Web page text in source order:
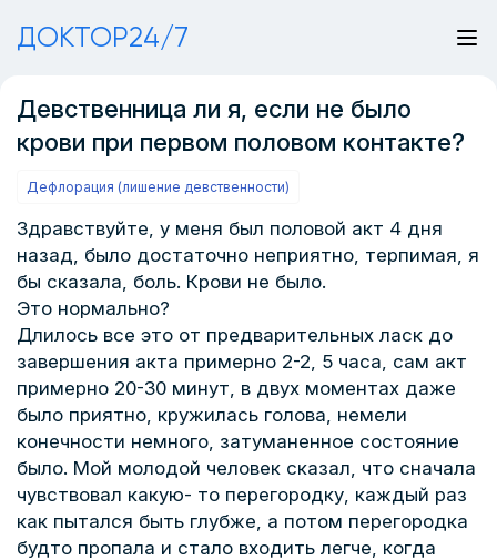
ДОКТОР24/7
Девственница ли я, если не было
крови при первом половом контакте?
Дефлорация (лишение девственности)
Здравствуйте, у меня был половой акт 4 дня
назад, было достаточно неприятно, терпимая, я
бы сказала, боль. Крови не было.
Это нормально?
Длилось все это от предварительных ласк до
завершения акта примерно 2-2, 5 часа, сам акт
примерно 20-30 минут, в двух моментах даже
было приятно, кружилась голова, немели
конечности немного, затуманенное состояние
было. Мой молодой человек сказал, что сначала
чувствовал какую- то перегородку, каждый раз
как пытался быть глубже, а потом перегородка
будто пропала и стало входить легче, когда